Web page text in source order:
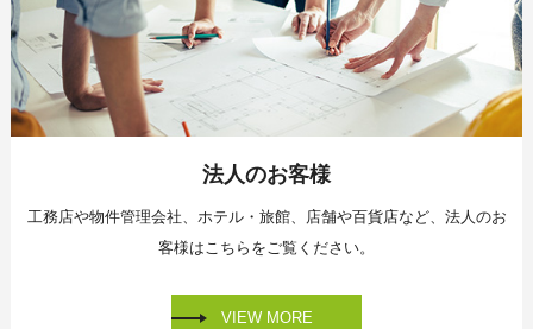
法人のお客様
工務店や物件管理会社、 ホテル・旅館、店舗や百貨店など、 法人のお
客様はこちらをご覧ください。
VIEW MORE